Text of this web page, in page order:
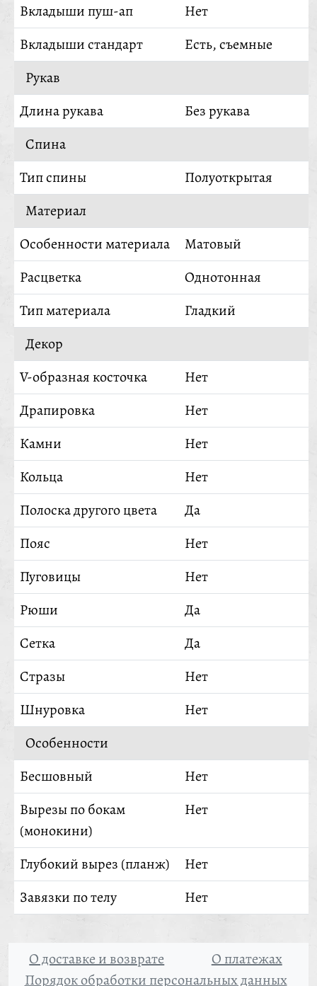
Вкладыши пуш-ап
Нет
Вкладыши стандарт
Есть, съемные
Рукав
Длина рукава
Без рукава
Спина
Тип спины
Полуоткрытая
Материал
Особенности материала
Матовый
Расцветка
Однотонная
Тип материала
Гладкий
Декор
V-образная косточка
Нет
Драпировка
Нет
Камни
Нет
Кольца
Нет
Полоска другого цвета
Да
Пояс
Нет
Пуговицы
Нет
Рюши
Да
Сетка
Да
Стразы
Нет
Шнуровка
Нет
Особенности
Бесшовный
Нет
Вырезы по бокам
(монокини)
Нет
Глубокий вырез (планж)
Нет
Завязки по телу
Нет
О доставке и возврате
О платежах
Порядок обработки персональных данных